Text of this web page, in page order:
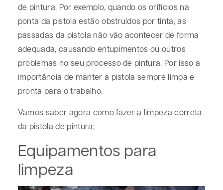
de pintura. Por exemplo, quando os orifícios na
ponta da pistola estão obstruídos por tinta, as
passadas da pistola não vão acontecer de forma
adequada, causando entupimentos ou outros
problemas no seu processo de pintura. Por isso a
importância de manter a pistola sempre limpa e
pronta para o trabalho.
Vamos saber agora como fazer a limpeza correta
da pistola de pintura;
Equipamentos para
limpeza